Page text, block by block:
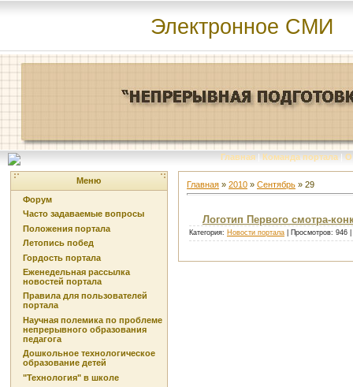
Электронное СМИ
Главная | Команда портала | О
Меню
Форум
Часто задаваемые вопросы
Положения портала
Летопись побед
Гордость портала
Еженедельная рассылка
новостей портала
Правила для пользователей
портала
Научная полемика по проблеме
непрерывного образования
педагога
Дошкольное технологическое
образование детей
"Технология" в школе
Главная » 2010 » Сентябрь » 29
Логотип Первого смотра-
Категория: Новости портала | Просмотров: 946